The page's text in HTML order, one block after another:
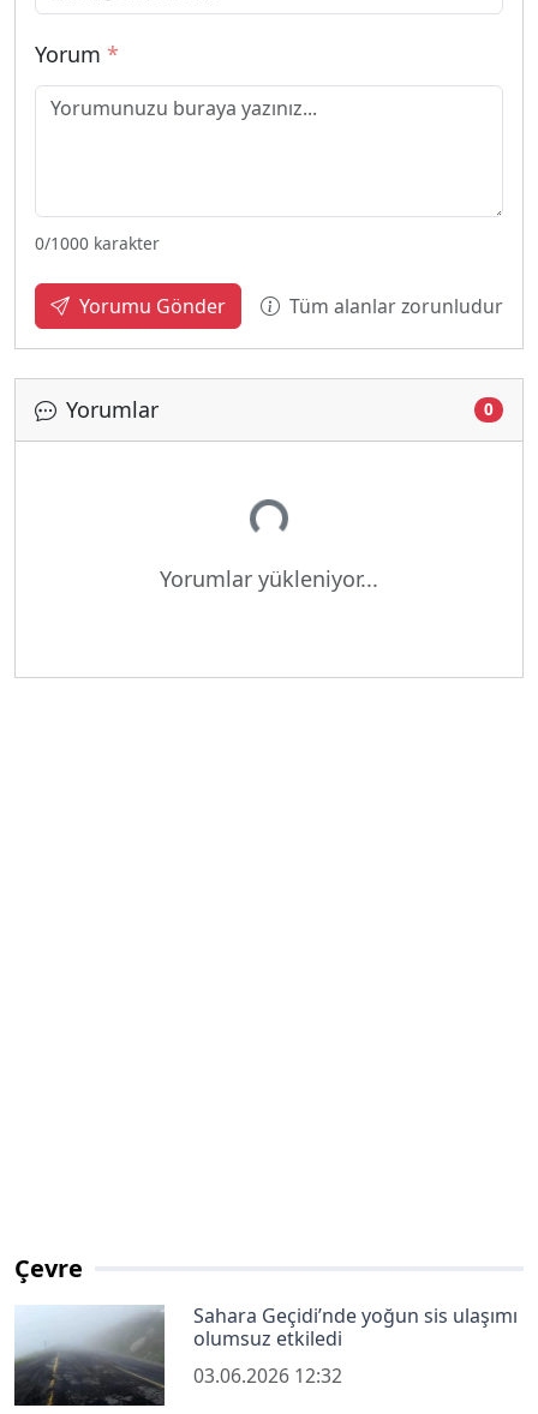
Yorum *
0/1000 karakter
Yorumu Gönder Tüm alanlar zorunludur
Yorumlar 0
Yükleniyor...
Yorumlar yükleniyor...
Çevre
Sahara Geçidi’nde yoğun sis ulaşımı
olumsuz etkiledi
03.06.2026 12:32